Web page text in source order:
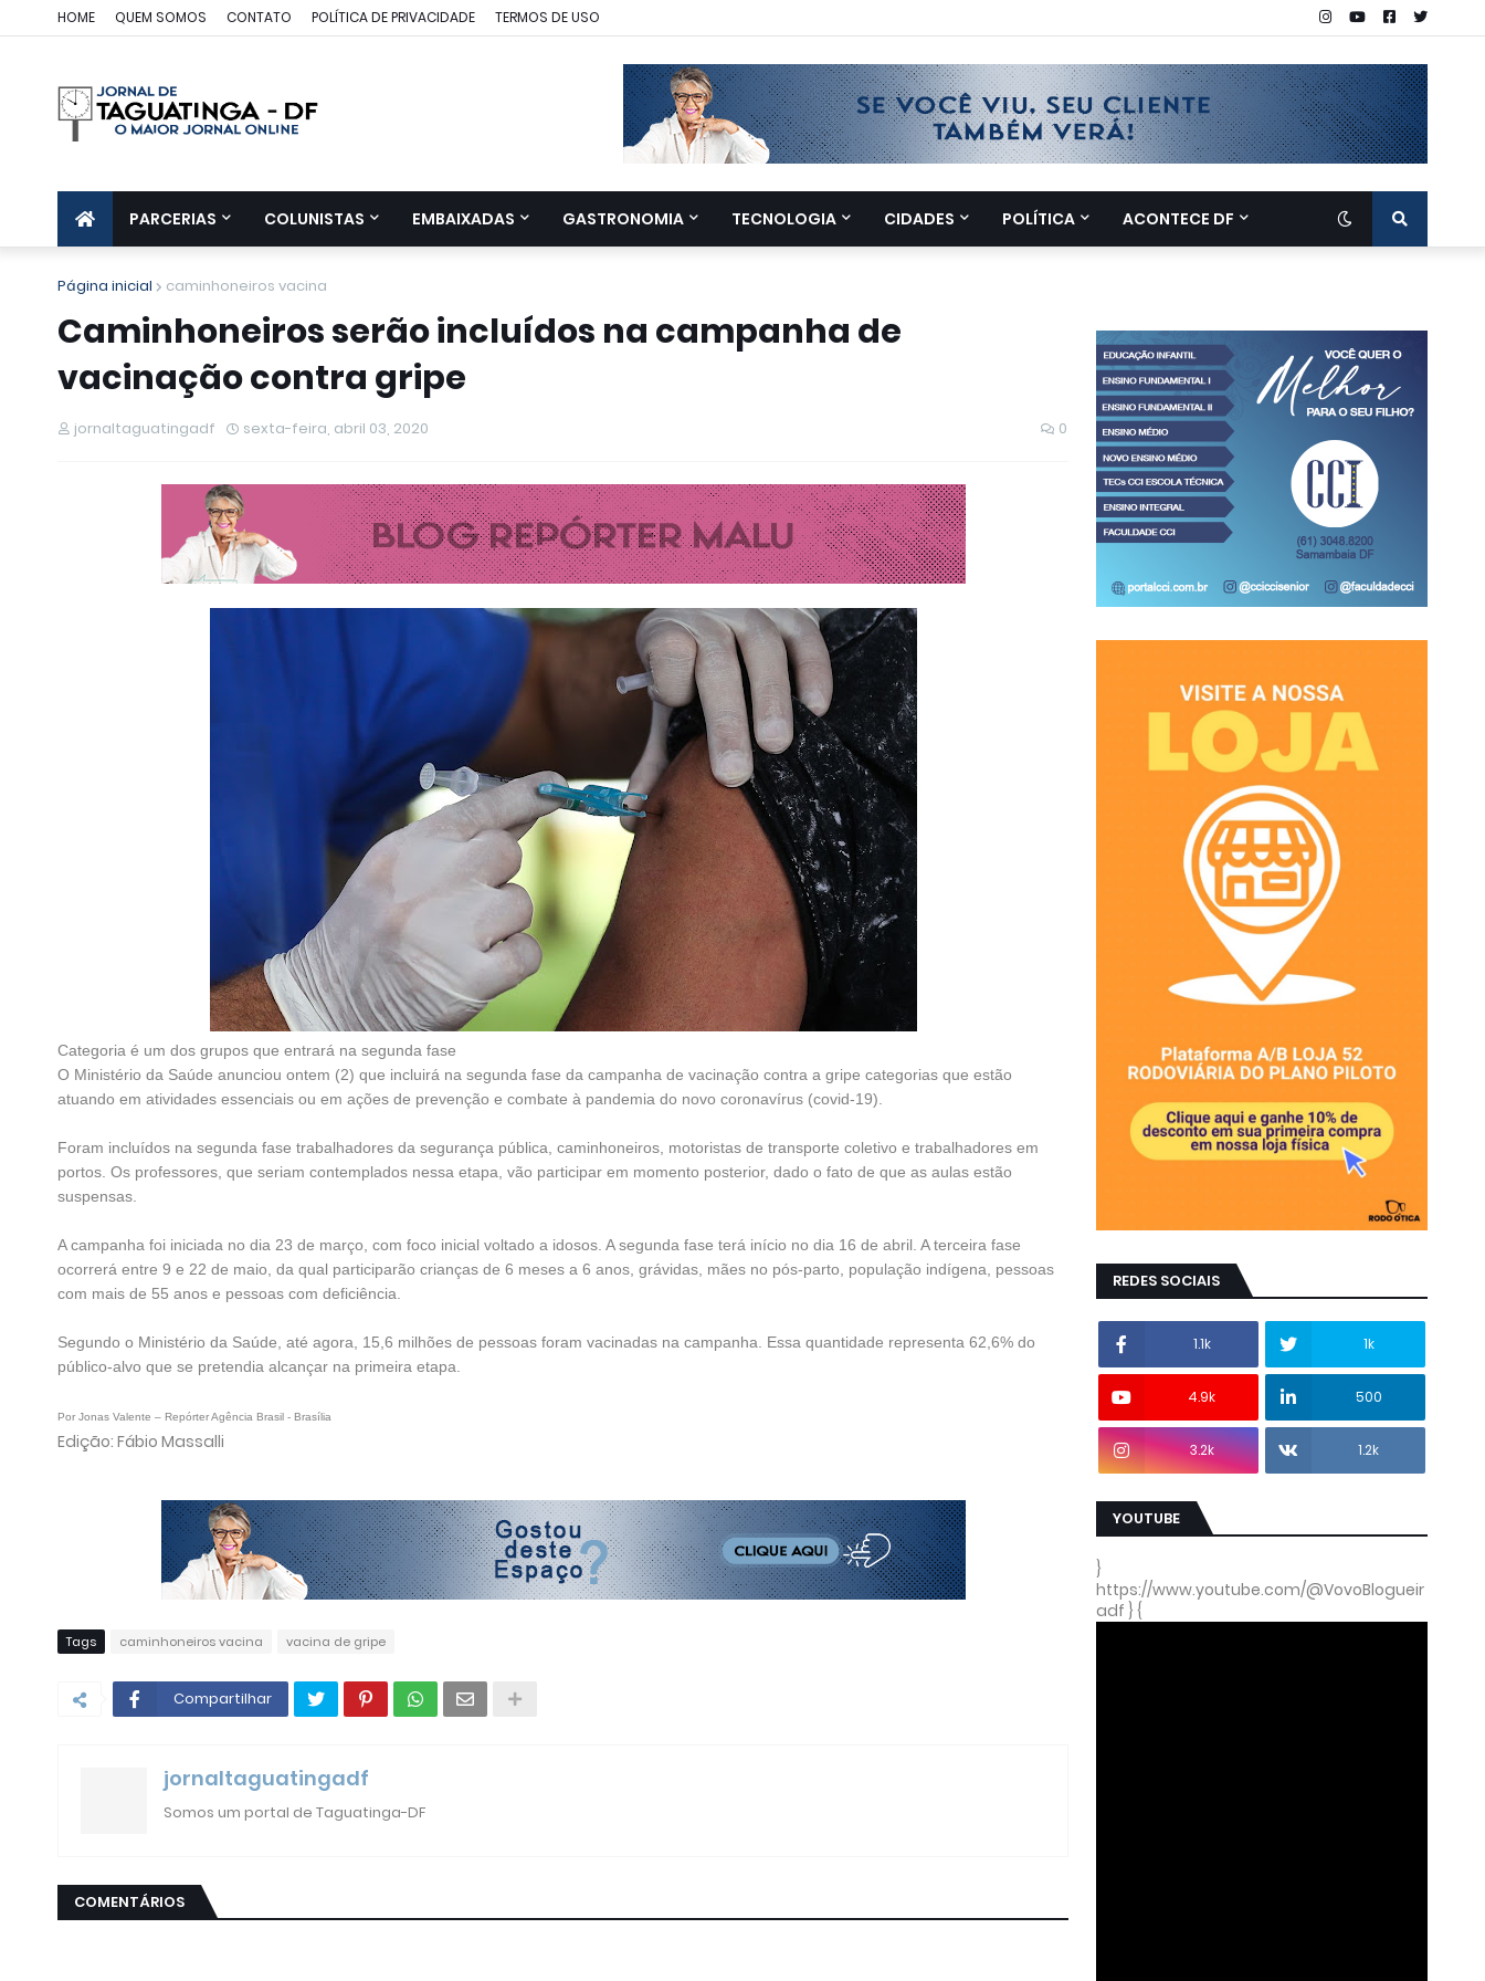
HOME QUEM SOMOS CONTATO POLÍTICA DE PRIVACIDADE TERMOS DE USO
PARCERIAS COLUNISTAS EMBAIXADAS GASTRONOMIA TECNOLOGIA CIDADES POLÍTICA ACONTECE DF
Página inicial caminhoneiros vacina
Caminhoneiros serão incluídos na campanha de
vacinação contra gripe
jornaltaguatingadf sexta-feira, abril 03, 2020 0
Categoria é um dos grupos que entrará na segunda fase
O Ministério da Saúde anunciou ontem (2) que incluirá na segunda fase da campanha de vacinação contra a gripe categorias que estão
atuando em atividades essenciais ou em ações de prevenção e combate à pandemia do novo coronavírus (covid-19).
Foram incluídos na segunda fase trabalhadores da segurança pública, caminhoneiros, motoristas de transporte coletivo e trabalhadores em
portos. Os professores, que seriam contemplados nessa etapa, vão participar em momento posterior, dado o fato de que as aulas estão
suspensas.
A campanha foi iniciada no dia 23 de março, com foco inicial voltado a idosos. A segunda fase terá início no dia 16 de abril. A terceira fase
ocorrerá entre 9 e 22 de maio, da qual participarão crianças de 6 meses a 6 anos, grávidas, mães no pós-parto, população indígena, pessoas
com mais de 55 anos e pessoas com deficiência.
Segundo o Ministério da Saúde, até agora, 15,6 milhões de pessoas foram vacinadas na campanha. Essa quantidade representa 62,6% do
público-alvo que se pretendia alcançar na primeira etapa.
Por Jonas Valente – Repórter Agência Brasil - Brasília
Edição: Fábio Massalli
Tags caminhoneiros vacina vacina de gripe
Compartilhar
jornaltaguatingadf
Somos um portal de Taguatinga-DF
COMENTÁRIOS
REDES SOCIAIS
1.1k 1k
4.9k 500
3.2k 1.2k
YOUTUBE
}
https://www.youtube.com/@VovoBlogueir
adf } {